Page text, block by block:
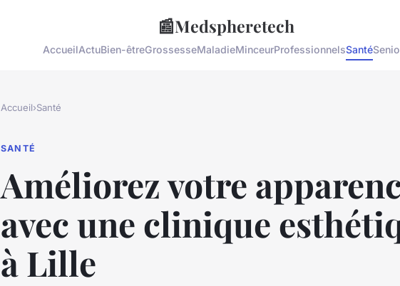
📰Medspheretech
AccueilActuBien-êtreGrossesseMaladieMinceurProfessionnelsSanté
Accueil›Santé
SANTÉ
Améliorez votre
avec une clinique
à Lille